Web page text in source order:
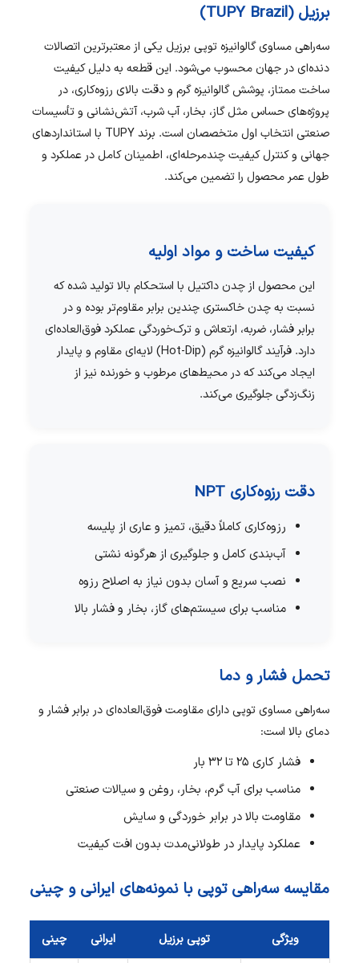
برزیل (TUPY Brazil)
سه‌راهی مساوی گالوانیزه توپی برزیل یکی از معتبرترین اتصالات
دنده‌ای در جهان محسوب می‌شود. این قطعه به دلیل کیفیت
ساخت ممتاز، پوشش گالوانیزه گرم و دقت بالای رزوه‌کاری، در
پروژه‌های حساس مثل گاز، بخار، آب شرب، آتش‌نشانی و تأسیسات
صنعتی انتخاب اول متخصصان است. برند TUPY با استانداردهای
جهانی و کنترل کیفیت چندمرحله‌ای، اطمینان کامل در عملکرد و
طول عمر محصول را تضمین می‌کند.
کیفیت ساخت و مواد اولیه
این محصول از چدن داکتیل با استحکام بالا تولید شده که
نسبت به چدن خاکستری چندین برابر مقاوم‌تر بوده و در
برابر فشار، ضربه، ارتعاش و ترک‌خوردگی عملکرد فوق‌العاده‌ای
دارد. فرآیند گالوانیزه گرم (Hot-Dip) لایه‌ای مقاوم و پایدار
ایجاد می‌کند که در محیط‌های مرطوب و خورنده نیز از
زنگ‌زدگی جلوگیری می‌کند.
دقت رزوه‌کاری NPT
رزوه‌کاری کاملاً دقیق، تمیز و عاری از پلیسه
آب‌بندی کامل و جلوگیری از هرگونه نشتی
نصب سریع و آسان بدون نیاز به اصلاح رزوه
مناسب برای سیستم‌های گاز، بخار و فشار بالا
تحمل فشار و دما
سه‌راهی مساوی توپی دارای مقاومت فوق‌العاده‌ای در برابر فشار و
دمای بالا است:
فشار کاری 25 تا 32 بار
مناسب برای آب گرم، بخار، روغن و سیالات صنعتی
مقاومت بالا در برابر خوردگی و سایش
عملکرد پایدار در طولانی‌مدت بدون افت کیفیت
مقایسه سه‌راهی توپی با نمونه‌های ایرانی و چینی
ویژگی توپی برزیل ایرانی چینی